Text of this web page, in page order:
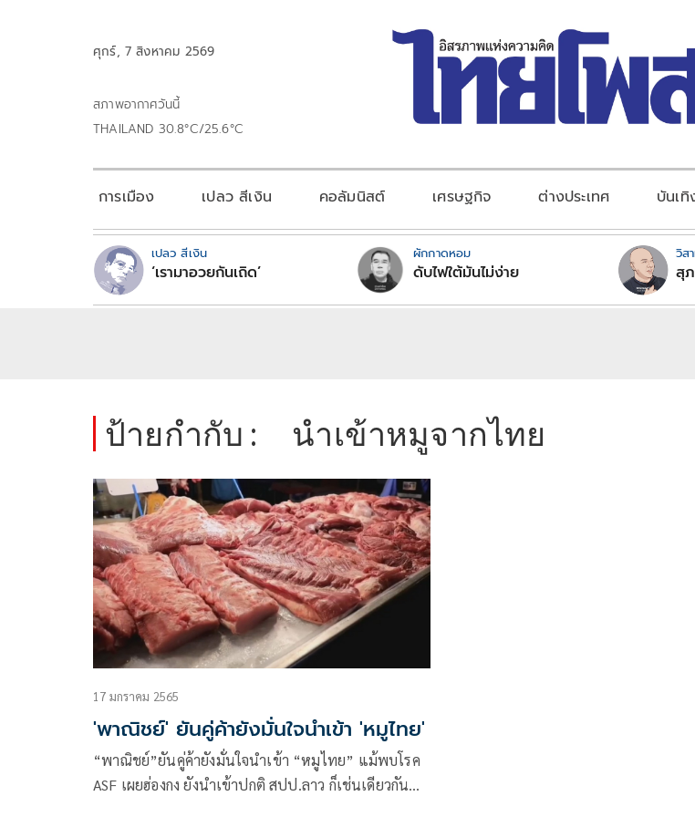
ศุกร์, 7 สิงหาคม 2569
สภาพอากาศวันนี้
THAILAND 30.8°C/25.6°C
การเมือง เปลว สีเงิน คอลัมนิสต์ เศรษฐกิจ ต่างประเทศ บันเทิ
เปลว สีเงิน
‘เรามาอวยกันเถิด’
ผักกาดหอม
ดับไฟใต้มันไม่ง่าย
วิส
สุ
ป้ายกำกับ : นำเข้าหมูจากไทย
17 มกราคม 2565
'พาณิชย์' ยันคู่ค้ายังมั่นใจนำเข้า 'หมูไทย'
“พาณิชย์”ยันคู่ค้ายังมั่นใจนำเข้า “หมูไทย” แม้พบโรค
ASF เผยฮ่องกง ยังนำเข้าปกติ สปป.ลาว ก็เช่นเดียวกัน